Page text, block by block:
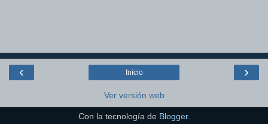
‹ ›
Inicio
Ver versión web
Con la tecnología de Blogger.